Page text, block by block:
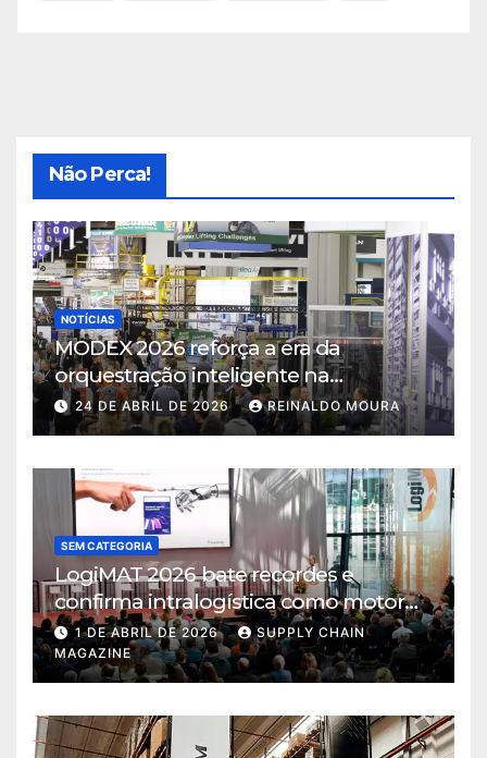
Não Perca!
NOTÍCIAS
MODEX 2026 reforça a era da
orquestração inteligente na
intralogística
24 DE ABRIL DE 2026 REINALDO MOURA
SEM CATEGORIA
LogiMAT 2026 bate recordes e
confirma intralogística como motor
de decisão em tempos de incerteza
1 DE ABRIL DE 2026
SUPPLY CHAIN
MAGAZINE